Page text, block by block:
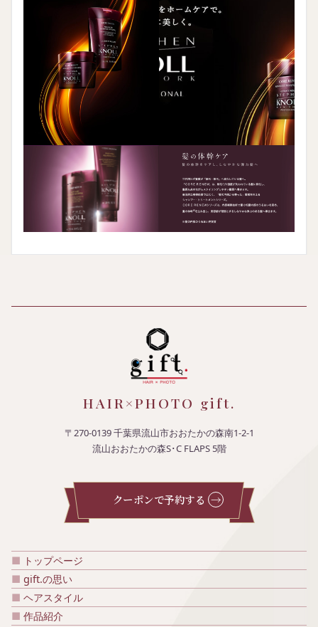
HAIR×PHOTO gift.
〒270-0139 千葉県流山市おおたかの森南1-2-1
流山おおたかの森S･C FLAPS 5階
クーポンで予約する
トップページ
gift.の思い
ヘアスタイル
作品紹介